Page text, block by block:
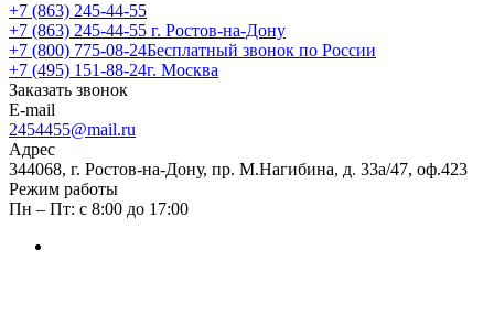
+7 (863) 245-44-55
+7 (863) 245-44-55 г. Ростов-на-Дону
+7 (800) 775-08-24Бесплатный звонок по России
+7 (495) 151-88-24г. Москва
Заказать звонок
E-mail
2454455@mail.ru
Адрес
344068, г. Ростов-на-Дону, пр. М.Нагибина, д. 33а/47, оф.423
Режим работы
Пн – Пт: с 8:00 до 17:00